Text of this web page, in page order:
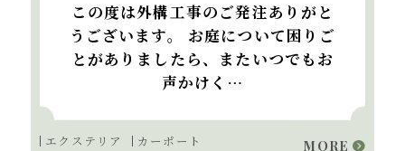
この度は外構工事のご発注ありがと
うございます。 お庭について困りご
とがありましたら、またいつでもお
声かけく…
エクステリア カーポート MORE